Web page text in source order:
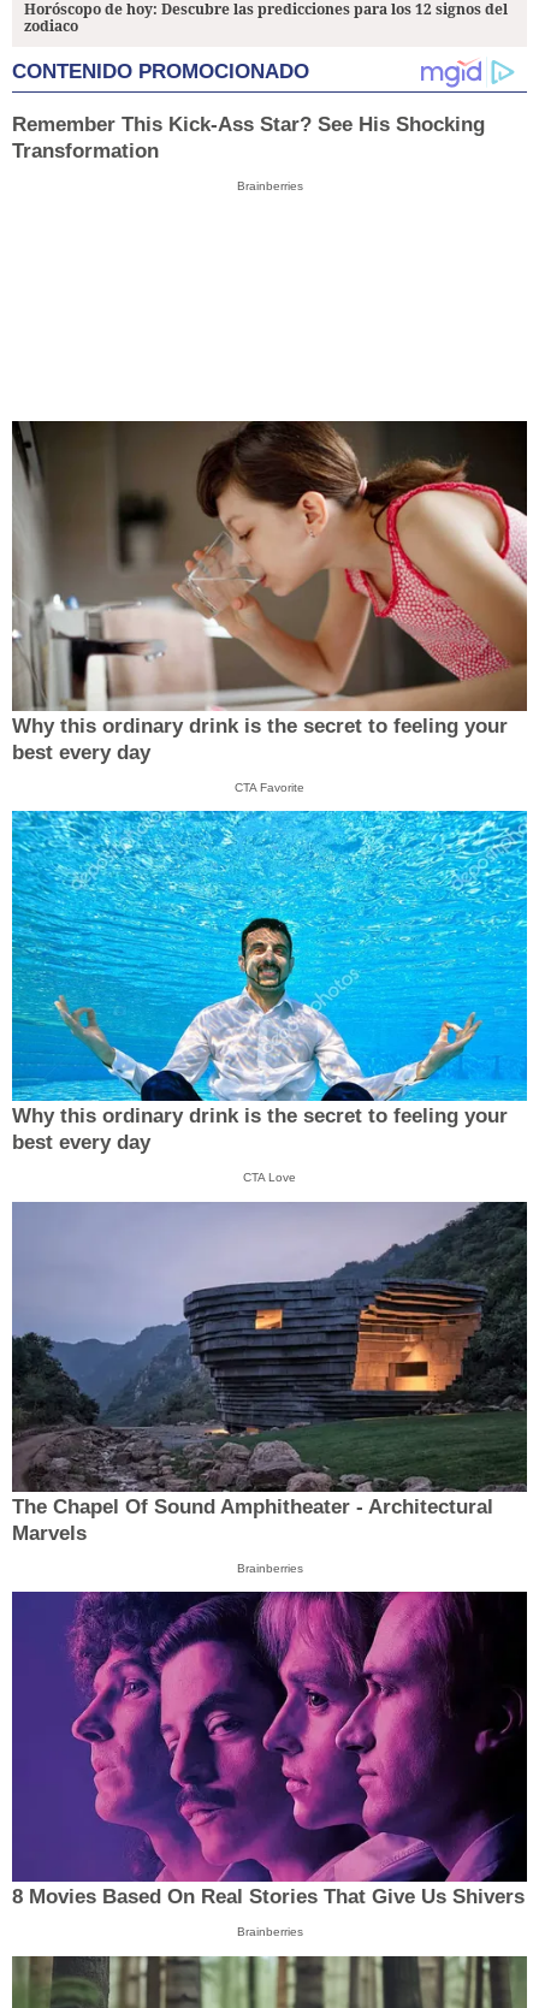
Horóscopo de hoy: Descubre las predicciones para los 12 signos del
zodiaco
CONTENIDO PROMOCIONADO
Remember This Kick-Ass Star? See His Shocking
Transformation
Brainberries
Why this ordinary drink is the secret to feeling your
best every day
CTA Favorite
Why this ordinary drink is the secret to feeling your
best every day
CTA Love
The Chapel Of Sound Amphitheater - Architectural
Marvels
Brainberries
8 Movies Based On Real Stories That Give Us Shivers
Brainberries